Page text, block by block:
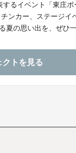
るイベント「東庄ポ
ンカー、ステージイ
夏の思い出を、ぜひ
クトを見る